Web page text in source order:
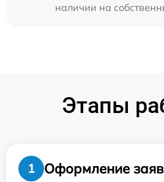
наличии на
Этапы
1
Оформление